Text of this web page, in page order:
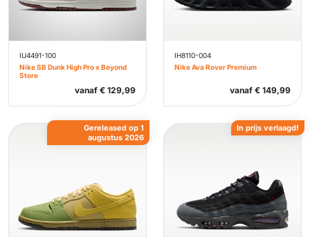
IU4491-100
Nike SB Dunk High Pro x Beyond
Store
vanaf € 129,99
IH8110-004
Nike Ava Rover Premium
vanaf € 149,99
Gereleased op 1
augustus 2026
In prijs verlaagd!